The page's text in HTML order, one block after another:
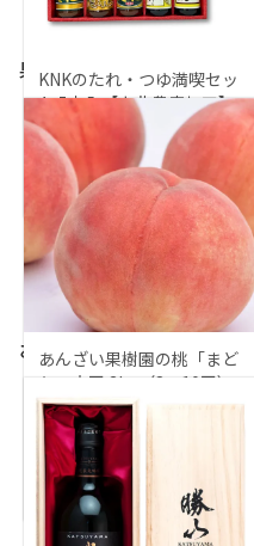
KNKのたれ・つゆ満喫セッ
ト 5本入【上北農産加工】
￥2,800
上北農産ベアリーズ店
果物・フルーツもっと見る
あんざい果樹園の桃「まど
か」大玉 3kg（8〜10玉）
｜福島県福島市産
あんざい果樹園
お酒・飲料もっと見る
ストアを探す
特集